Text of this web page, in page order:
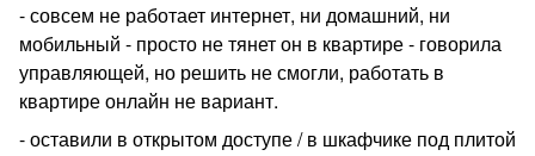
- совсем не работает интернет, ни домашний, ни
мобильный - просто не тянет он в квартире - говорила
управляющей, но решить не смогли, работать в
квартире онлайн не вариант.
- оставили в открытом доступе / в шкафчике под плитой